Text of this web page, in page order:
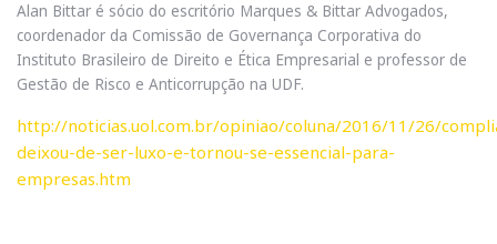
Alan Bittar é sócio do escritório Marques & Bittar Advogados,
coordenador da Comissão de Governança Corporativa do
Instituto Brasileiro de Direito e Ética Empresarial e professor de
Gestão de Risco e Anticorrupção na UDF.
http://noticias.uol.com.br/opiniao/coluna/2016/11/26/
deixou-de-ser-luxo-e-tornou-se-essencial-para-
empresas.htm